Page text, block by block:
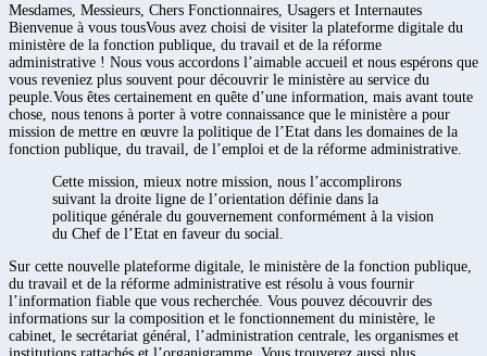
Mesdames, Messieurs, Chers Fonctionnaires, Usagers et Internautes
Bienvenue à vous tousVous avez choisi de visiter la plateforme digitale du
ministère de la fonction publique, du travail et de la réforme
administrative ! Nous vous accordons l’aimable accueil et nous espérons que
vous reveniez plus souvent pour découvrir le ministère au service du
peuple.Vous êtes certainement en quête d’une information, mais avant toute
chose, nous tenons à porter à votre connaissance que le ministère a pour
mission de mettre en œuvre la politique de l’Etat dans les domaines de la
fonction publique, du travail, de l’emploi et de la réforme administrative.
Cette mission, mieux notre mission, nous l’accomplirons
suivant la droite ligne de l’orientation définie dans la
politique générale du gouvernement conformément à la vision
du Chef de l’Etat en faveur du social.
Sur cette nouvelle plateforme digitale, le ministère de la fonction publique,
du travail et de la réforme administrative est résolu à vous fournir
l’information fiable que vous recherchée. Vous pouvez découvrir des
informations sur la composition et le fonctionnement du ministère, le
cabinet, le secrétariat général, l’administration centrale, les organismes et